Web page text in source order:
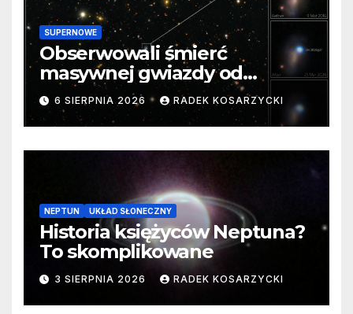
SUPERNOWE
Obserwowali śmierć
masywnej gwiazdy od
samego początku. Niezwykle
cenne dane
6 SIERPNIA 2026 RADEK KOSARZYCKI
NEPTUN UKŁAD SŁONECZNY
Historia księżyców Neptuna?
To skomplikowane
3 SIERPNIA 2026 RADEK KOSARZYCKI